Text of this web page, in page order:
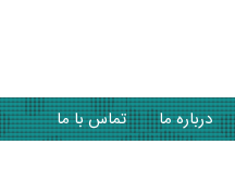
درباره ما تماس با ما